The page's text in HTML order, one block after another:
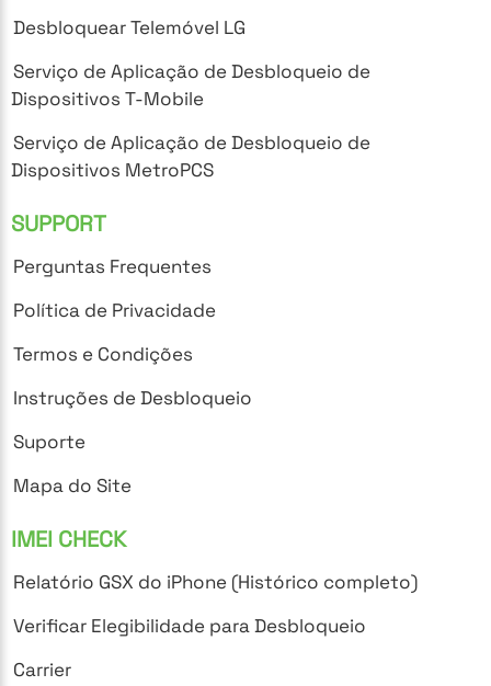
Desbloquear Telemóvel LG
Serviço de Aplicação de Desbloqueio de
Dispositivos T-Mobile
Serviço de Aplicação de Desbloqueio de
Dispositivos MetroPCS
SUPPORT
Perguntas Frequentes
Política de Privacidade
Termos e Condições
Instruções de Desbloqueio
Suporte
Mapa do Site
IMEI CHECK
Relatório GSX do iPhone (Histórico completo)
Verificar Elegibilidade para Desbloqueio
Carrier